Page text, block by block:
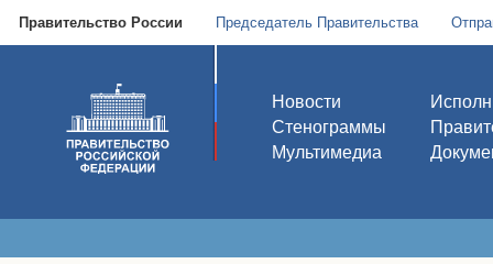
Правительство России Председатель Правительства
Новости
Стенограммы
Мультимедиа